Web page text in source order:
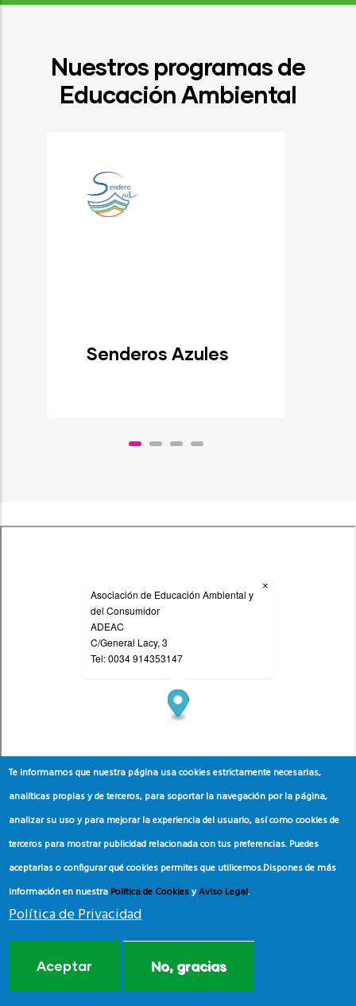
Nuestros programas de
Educación Ambiental
Senderos Azules
Te informamos que nuestra página usa cookies estrictamente necesarias,
analíticas propias y de terceros, para soportar la navegación por la página,
analizar su uso y para mejorar la experiencia del usuario, así como cookies de
terceros para mostrar publicidad relacionada con tus preferencias. Puedes
aceptarlas o configurar qué cookies permites que utilicemos.Dispones de más
información en nuestra Política de CookiesyAviso Legal.
Política de Privacidad
Aceptar No, gracias